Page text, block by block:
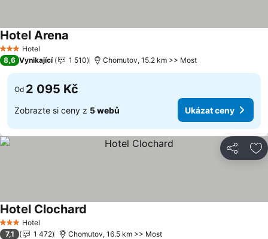
3 Počet hvězdiček
Hotel
Hotel Arena
8,6 Vynikající 1 510 Chomutov, 15.2 km >> Most
Od 2 095 Kč
Zobrazte si ceny z 5 webů Ukázat ceny
Sdílet
3 Počet hvězdiček
Hotel
Hotel Clochard
7,1 1 472 Chomutov, 16.5 km >> Most